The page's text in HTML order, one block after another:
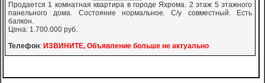
Продается 1 комнатная квартира в городе Яхрома. 2 этаж 5 этажного
панельного дома. Состояние нормальное. С/у совместный. Есть
балкон.
Цена: 1.700.000 руб.
Телефон: ИЗВИНИТЕ, Объявление больше не актуально